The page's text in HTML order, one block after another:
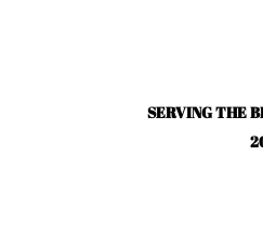
SERVING THE